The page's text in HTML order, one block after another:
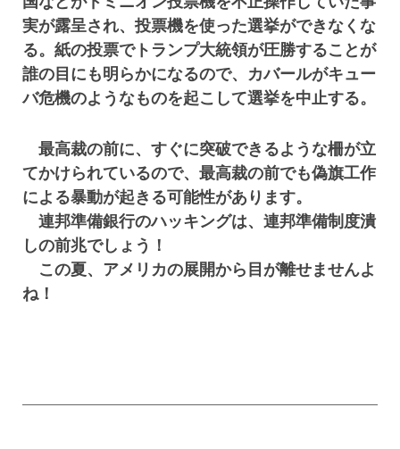
実が露呈され、投票機を使った選挙ができなくな
る。紙の投票でトランプ大統領が圧勝することが
誰の目にも明らかになるので、カバールがキュー
バ危機のようなものを起こして選挙を中止する。
最高裁の前に、すぐに突破できるような柵が立
てかけられているので、最高裁の前でも偽旗工作
による暴動が起きる可能性があります。
連邦準備銀行のハッキングは、連邦準備制度潰
しの前兆でしょう！
この夏、アメリカの展開から目が離せませんよ
ね！